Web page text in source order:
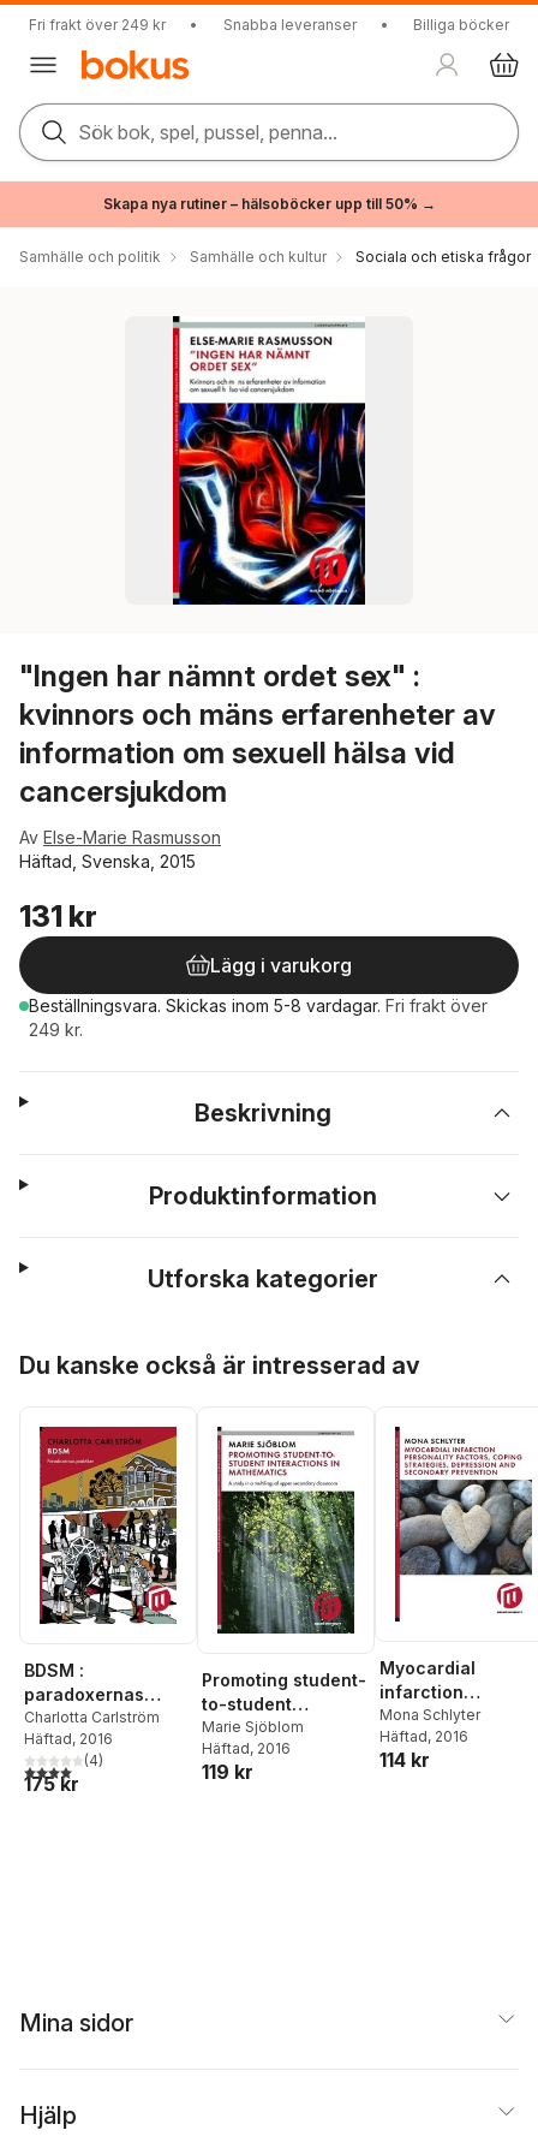
Fri frakt över 249 kr • Snabba leveranser • Billiga böcker
Sök bok, spel, pussel, penna...
Skapa nya rutiner – hälsoböcker upp till 50% →
Samhälle och politik Samhälle och kultur Sociala och etiska frågor
"Ingen har nämnt ordet sex" :
kvinnors och mäns erfarenheter av
information om sexuell hälsa vid
cancersjukdom
Av Else-Marie Rasmusson
Häftad, Svenska, 2015
131 kr
Lägg i varukorg
Beställningsvara. Skickas inom 5-8 vardagar. Fri frakt över
249 kr.
Beskrivning
Produktinformation
Utforska kategorier
Du kanske också är intresserad av
BDSM :
paradoxernas
praktiker
Charlotta Carlström
Häftad, 2016
4,0utav 5 stjärnor. Totalt antal röster:
(4)
175 kr
Promoting student-
to-student
interactions in
mathematics : a
study in a
Marie Sjöblom
Häftad, 2016
119 kr
Myocardial
infarction
personality
coping strategies,
depression and
Mona Schlyter
Häftad, 2016
114 kr
Mina sidor
Hjälp